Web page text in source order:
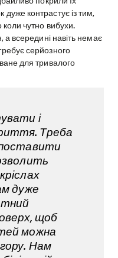
контрастує із тим,
коли чутно вибухи.
а всередині навіть немає
серйозного
для тривалого
і
Треба
дуже
щоб
можна
Нам